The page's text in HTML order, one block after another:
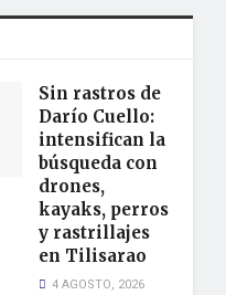
Sin rastros de
Darío Cuello:
intensifican la
búsqueda con
drones,
kayaks, perros
y rastrillajes
en Tilisarao
4 AGOSTO, 2026